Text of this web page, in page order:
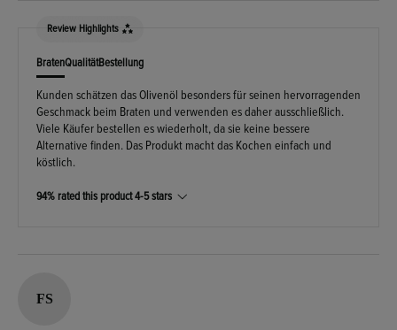
Review Highlights
BratenQualitätBestellung
Kunden schätzen das Olivenöl besonders für seinen hervorragenden
Geschmack beim Braten und verwenden es daher ausschließlich.
Viele Käufer bestellen es wiederholt, da sie keine bessere
Alternative finden. Das Produkt macht das Kochen einfach und
köstlich.
94% rated this product 4-5 stars
FS